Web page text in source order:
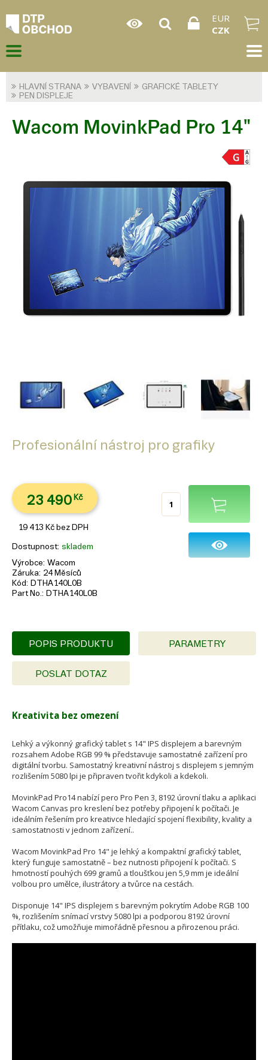
EUR
CZK
HLAVNÍ STRANA VYBAVENÍ
GRAFICKÉ TABLETY
PEN DISPLEJE
Wacom MovinkPad Pro 14"
Profesionální nástroj pro grafiky
23 490 Kč
19 413 Kč bez DPH
Dostupnost skladem
Výrobce Wacom
Záruka 24 Měsíců
Kód
DTHA140L0B
Part No.
DTHA140L0B
POPIS PRODUKTU PARAMETRY
POSLAT DOTAZ
Kreativita bez omezení
Lehký a výkonný grafický tablet s 14" IPS displejem a barevným
rozsahem Adobe RGB 99 % představuje samostatné zařízení pro
digitální tvorbu. Samostatný kreativní nástroj s displejem s jemným
rozlišením 5080 lpi je připraven tvořit kdykoli a kdekoli.
MovinkPad Pro14 nabízí pero Pro Pen 3, 8192 úrovní tlaku a aplikaci
Wacom Canvas pro kreslení bez potřeby připojení k počítači. Je
ideálním řešením pro kreativce hledající spojení flexibility, kvality a
samostatnosti v jednom zařízení..
Wacom MovinkPad Pro 14" je lehký a kompaktní grafický tablet,
který funguje samostatně – bez nutnosti připojení k počítači. S
hmotností pouhých 699 gramů a tloušťkou jen 5,9 mm je ideální
volbou pro umělce, ilustrátory a tvůrce na cestách.
Disponuje 14" IPS displejem s barevným pokrytím Adobe RGB 100
%, rozlišením snímací vrstvy 5080 lpi a podporou 8192 úrovní
přítlaku, což umožňuje mimořádně přesnou a přirozenou práci.